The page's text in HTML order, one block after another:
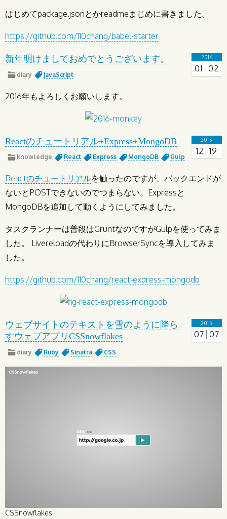
はじめてpackage.jsonとかreadmeまじめに書きました。
https://github.com/110chang/babel-starter
2016
01 02
新年明けましておめでとうございます。
diary JavaScript
2016年もよろしくお願いします。
2015
12 19
Reactのチュートリアル+Express+MongoDB
knowledge React Express MongoDB Gulp
Reactのチュートリアルを触ったのですが、バックエンドが
ないとPOSTできないのでつまらない。Expressと
MongoDBを追加して動くようにしてみました。
タスクランナーは普段はGruntなのですがGulpを使ってみま
した。 Livereloadの代わりにBrowserSyncを導入してみま
した。
https://github.com/110chang/react-express-mongodb
2015
07 07
ウェブサイトのテキストを雪のように降ら
すウェブアプリCSSnowflakes
diary Ruby Sinatra CSS
CSSnowflakes